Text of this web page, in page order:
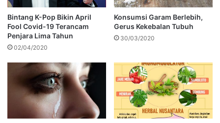
Bintang K-Pop Bikin April
Fool Covid-19 Terancam
Penjara Lima Tahun
02/04/2020
Konsumsi Garam Berlebih,
Gerus Kekebalan Tubuh
30/03/2020